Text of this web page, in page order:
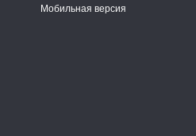
Мобильная версия